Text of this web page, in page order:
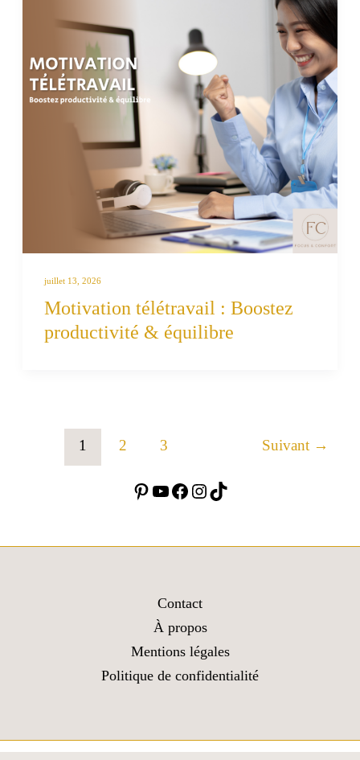
juillet 13, 2026
Motivation télétravail : Boostez
productivité & équilibre
1 2 3 Suivant →
Contact
À propos
Mentions légales
Politique de confidentialité